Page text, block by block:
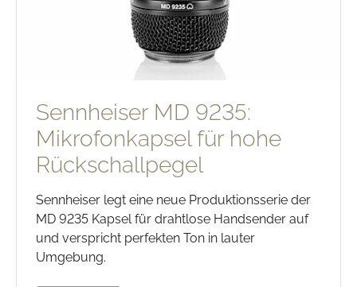
Sennheiser MD 9235:
Mikrofonkapsel für hohe
Rückschallpegel
Sennheiser legt eine neue Produktionsserie der
MD 9235 Kapsel für drahtlose Handsender auf
und verspricht perfekten Ton in lauter
Umgebung.